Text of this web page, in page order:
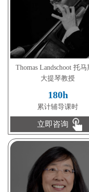
Thomas Landschoot 托马
大提琴教授
180h
累计辅导课时
立即咨询